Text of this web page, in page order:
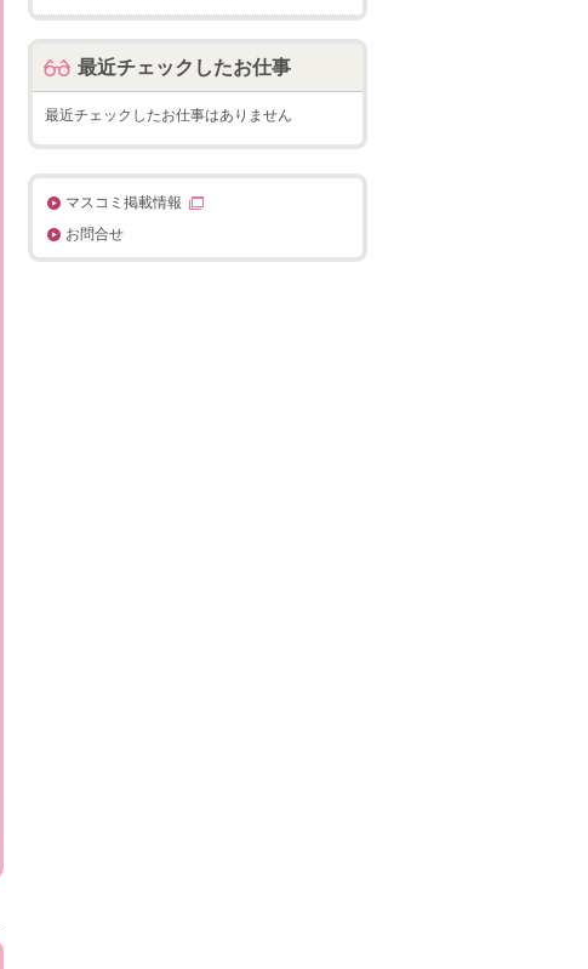
最近チェックしたお仕事
最近チェックしたお仕事はありません
マスコミ掲載情報
お問合せ